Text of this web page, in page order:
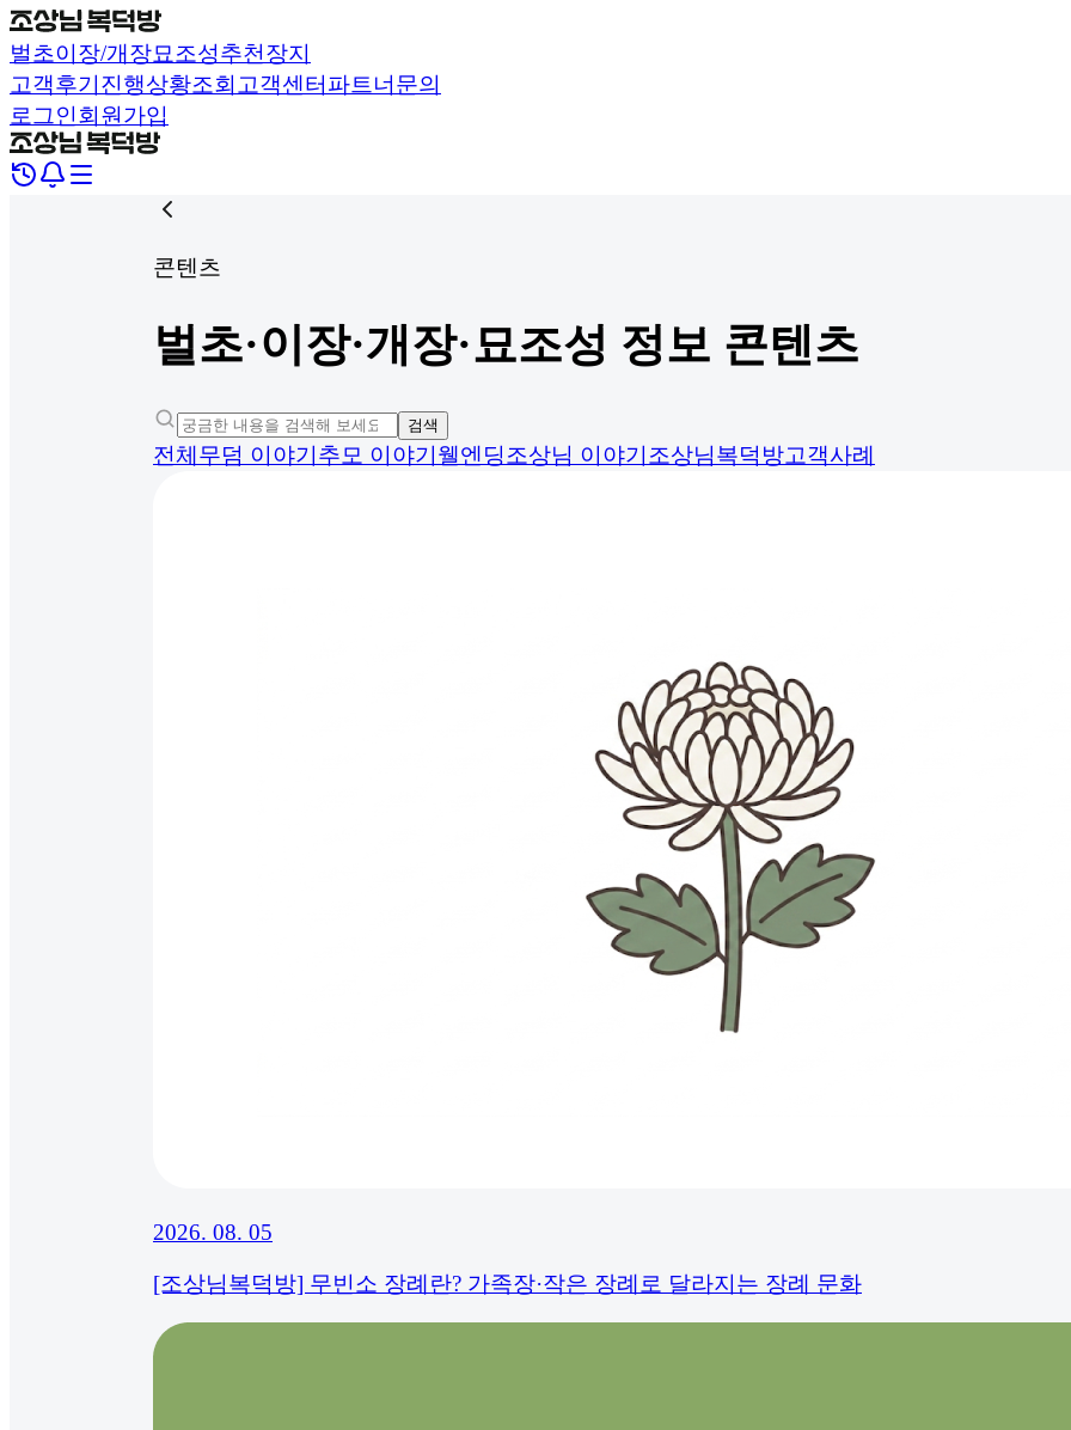
벌초이장/개장묘조성추천장지
고객후기 진행상황조회 고객센터 파트너문의
로그인회원가입
콘텐츠
벌초·이장·개장·묘조성 정보 콘텐츠
검색
전체무덤 이야기추모 이야기웰엔딩 조상님 이야기 조상님복덕방고객사례
2026. 08. 05
[조상님복덕방] 무빈소 장례란? 가족장·작은 장례로 달라지는 장례 문화